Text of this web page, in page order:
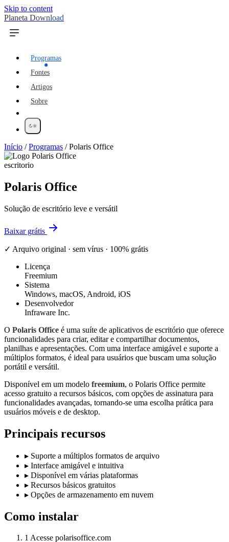
Skip to content
Planeta Download
Programas
Fontes
Artigos
Sobre
Início /Programas /Polaris Office
escritorio
Polaris Office
Solução de escritório leve e versátil
Baixar grátis
✓ Arquivo original · sem vírus · 100% grátis
Licença
Freemium
Sistema
Windows, macOS, Android, iOS
Desenvolvedor
Infraware Inc.
O Polaris Office é uma suíte de aplicativos de escritório que oferece
funcionalidades para criar, editar e compartilhar documentos,
planilhas e apresentações. Com uma interface amigável e suporte a
múltiplos formatos, é ideal para usuários que buscam uma solução
portátil e versátil.
Disponível em um modelo freemium, o Polaris Office permite
acesso gratuito a recursos básicos, com opções de assinatura para
funcionalidades avançadas, tornando-se uma escolha prática para
usuários móveis e de desktop.
Principais recursos
▸ Suporte a múltiplos formatos de arquivo
▸ Interface amigável e intuitiva
▸ Disponível em várias plataformas
▸ Recursos básicos gratuitos
▸ Opções de armazenamento em nuvem
Como instalar
1 Acesse polarisoffice.com